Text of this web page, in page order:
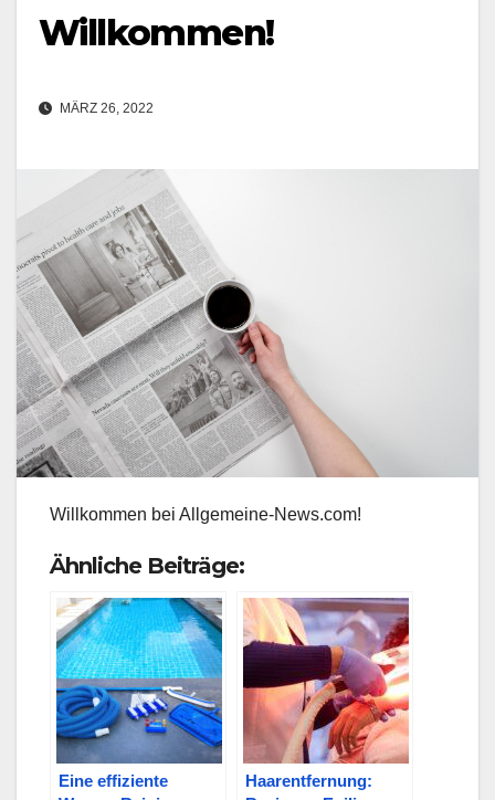
Willkommen!
MÄRZ 26, 2022
Willkommen bei Allgemeine-News.com!
Ähnliche Beiträge:
Eine effiziente
Haarentfernung: